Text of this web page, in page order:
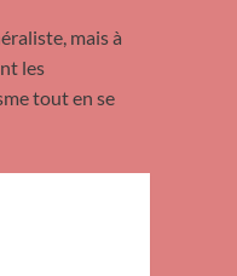
mais à
les
tout en se